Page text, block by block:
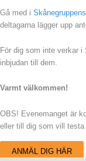
Gå med i
deltagarna lägger upp
För dig som inte verkar i
inbjudan till dem.
Varmt välkommen!
OBS! Evenemanget är
eller till dig som vill testa
ANMÄL DIG HÄR